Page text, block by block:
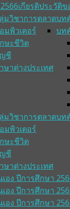
เกียรติประวัติ
บท
มวิชาการตลาด
มพิวเตอร์
ษะชีวิต
ชี
าต่างประเทศ
บท
บท
มวิชาการตลาด
มพิวเตอร์
ษะชีวิต
ชี
าต่างประเทศ
อง ปีการศึกษา
อง ปีการศึกษา
อง ปีการศึกษา